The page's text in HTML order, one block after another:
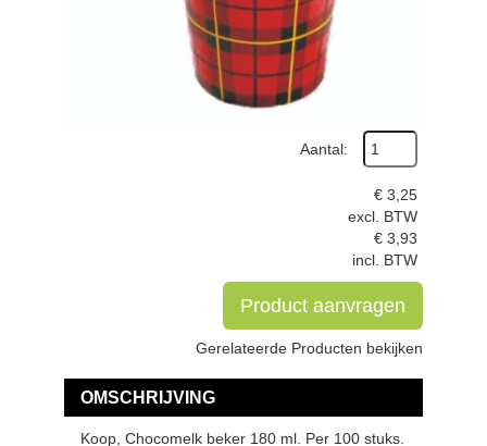
Aantal:
€ 3,25
excl. BTW
€ 3,93
incl. BTW
Product aanvragen
Gerelateerde Producten bekijken
OMSCHRIJVING
Koop, Chocomelk beker 180 ml. Per 100 stuks.